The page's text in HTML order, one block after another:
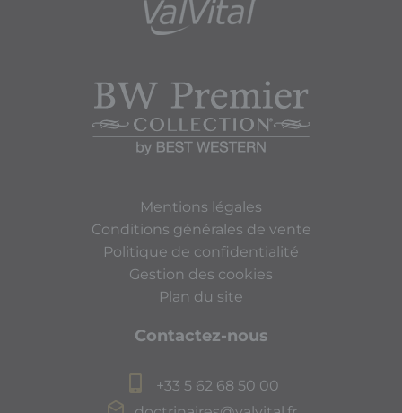
Mentions légales
Conditions générales de vente
Politique de confidentialité
Gestion des cookies
Plan du site
Contactez-nous
+33 5 62 68 50 00